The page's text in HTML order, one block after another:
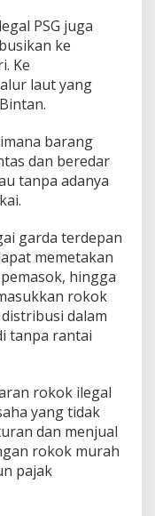
PSG juga
ke
Ke
laut yang
barang
dan beredar
tanpa adanya
garda terdepan
memetakan
hingga
rokok
dalam
tanpa rantai
rokok ilegal
yang tidak
dan menjual
rokok murah
pajak